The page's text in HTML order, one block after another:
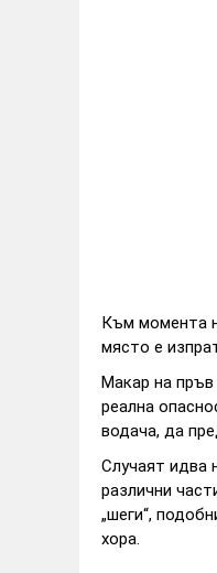
Към момента
място е
Макар на
реална
водача, да
Случаят идва
различни
„шеги“,
хора.